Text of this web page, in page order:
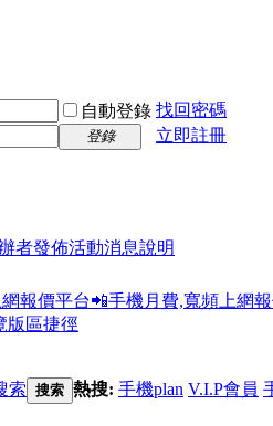
自動登錄 找回密碼
登錄
立即註冊
者發佈活動消息說明
報價平台📲手機月費,寬頻上網
版區捷徑
索 搜索 熱搜: 手機plan V.I.P會員